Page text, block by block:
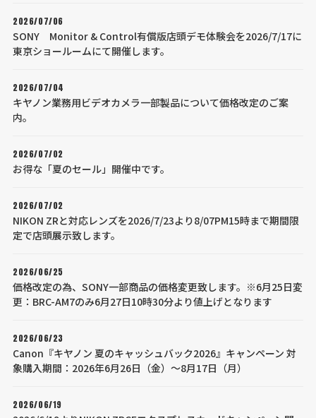
2026/07/06
SONY Monitor & Control有償版店頭デモ体験会を2026/7/17に
東京ショールームにて開催します。
2026/07/04
キヤノン業務用ビデオカメラ一部製品について価格改定のご案
内。
2026/07/02
お得な「夏のセール」開催中です。
2026/07/02
NIKON ZRと対応レンズを2026/7/23より8/07PM15時まで期間限
定で店頭展示致します。
2026/06/25
価格改定の為、SONY一部商品の価格変更致します。※6月25日変
更：BRC-AM7のみ6月27日10時30分より値上げとなります
2026/06/23
Canon『キヤノン 夏のキャッシュバック2026』キャンペーン 対
象購入期間：2026年6月26日（金）～8月17日（月）
2026/06/19